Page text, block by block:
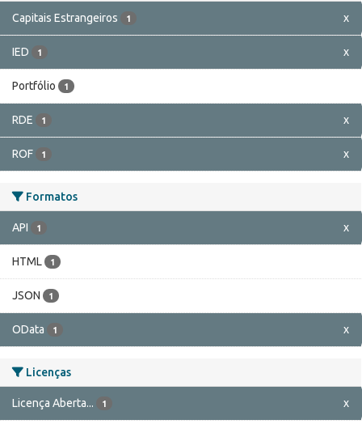
Capitais Estrangeiros 1 x
IED 1 x
Portfólio 1
RDE 1 x
ROF 1 x
Formatos
API 1 x
HTML 1
JSON 1
OData 1 x
Licenças
Licença Aberta... 1 x